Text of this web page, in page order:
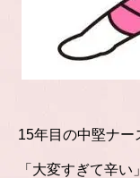
15年目の中堅ナー
「大変すぎて辛い」